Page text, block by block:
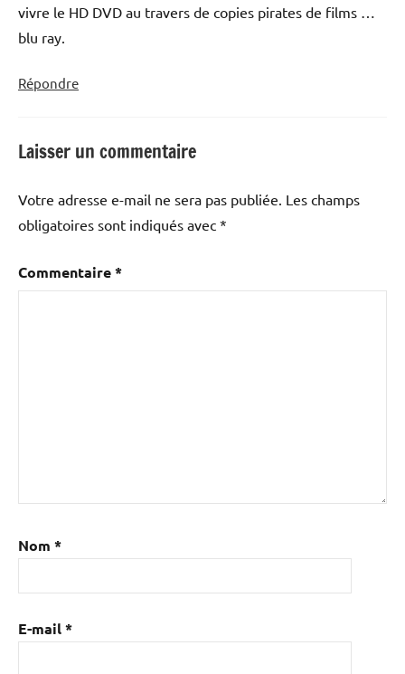
vivre le HD DVD au travers de copies pirates de films …
blu ray.
Répondre
Laisser un commentaire
Votre adresse e-mail ne sera pas publiée. Les champs
obligatoires sont indiqués avec *
Commentaire*
Nom *
E-mail*